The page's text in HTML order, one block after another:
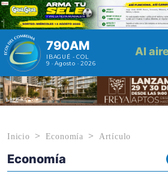
Pasar al contenido principal
790AM
IBAGUÉ - COL
9 · Agosto · 2026
Al
Inicio Economía Artículo
Econoticias y Eventos
Economía